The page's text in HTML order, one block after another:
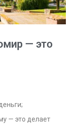
— это
— это делает